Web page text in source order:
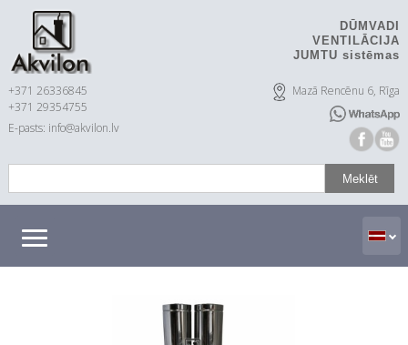
DŪMVADI
VENTILĀCIJA
JUMTU sistēmas
+371 26336845
+371 29354755
E-pasts: info@akvilon.lv
Mazā Rencēnu 6, Rīga